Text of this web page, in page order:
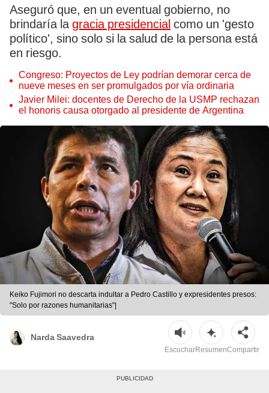
Aseguró que, en un eventual gobierno, no
brindaría la gracia presidencial como un 'gesto
político', sino solo si la salud de la persona está
en riesgo.
Congreso: Proyectos de Ley podrían demorar cerca de
nueve meses en ser promulgados por vía ordinaria
Javier Milei: docentes de Derecho de la USMP rechazan
el honoris causa otorgado al presidente de Argentina
Keiko Fujimori no descarta indultar a Pedro Castillo y expresidentes presos:
"Solo por razones humanitarias"|
Narda Saavedra
EscucharResumenCompartir